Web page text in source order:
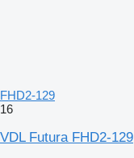
FHD2-129
16
VDL Futura FHD2-129